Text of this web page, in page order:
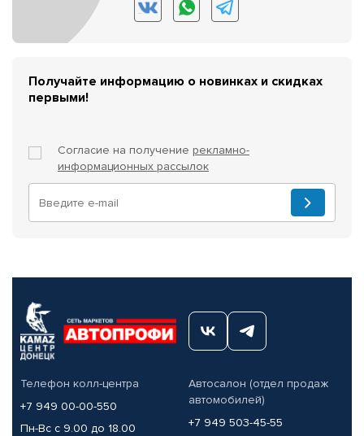
Получайте информацию о новинках и скидках
первыми!
Согласие на получение рекламно-
информационных рассылок
Телефон колл-центра
+7 949 00-00-550
Пн-Вс с 9.00 до 18.00
Автосалон (отдел продаж
автомобилей)
+7 949 503-45-55